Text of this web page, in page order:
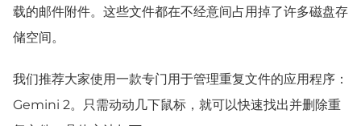
载的邮件附件。这些文件都在不经意间占用掉了许多磁盘存
储空间。
我们推荐大家使用一款专门用于管理重复文件的应用程序：
Gemini 2。只需动动几下鼠标，就可以快速找出并删除重